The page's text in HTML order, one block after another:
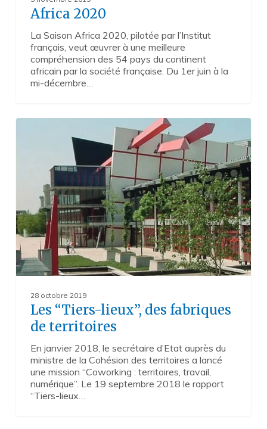
Africa 2020
La Saison Africa 2020, pilotée par l’Institut
français, veut œuvrer à une meilleure
compréhension des 54 pays du continent
africain par la société française. Du 1er juin à la
mi-décembre…
Les
fabriques
territoires
28 octobre 2019
Les “Tiers-lieux”, des fabriques
de territoires
En janvier 2018, le secrétaire d’Etat auprès du
ministre de la Cohésion des territoires a lancé
une mission “Coworking : territoires, travail,
numérique”. Le 19 septembre 2018 le rapport
“Tiers-lieux…